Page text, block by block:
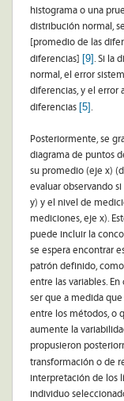
histograma o una
distribución normal,
[promedio de las
diferencias]
[9]. Si la
normal, el error
diferencias, y el error
diferencias [5].
Posteriormente, se
diagrama de puntos
su promedio (eje x)
evaluar observando
y) y el nivel de
mediciones, eje x).
puede incluir la
se espera encontrar
patrón definido,
entre las variables.
ser que a medida
entre los métodos, o
aumente la
propusieron
transformación o de
interpretación de los
individuo